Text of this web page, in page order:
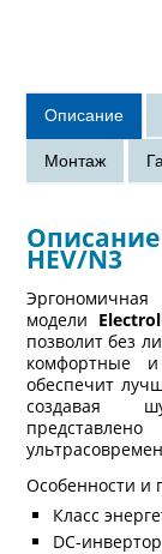
HEV/N3
модели
позволит без
комфортные
обеспечит
создавая
Особенности и
Класс
DC-